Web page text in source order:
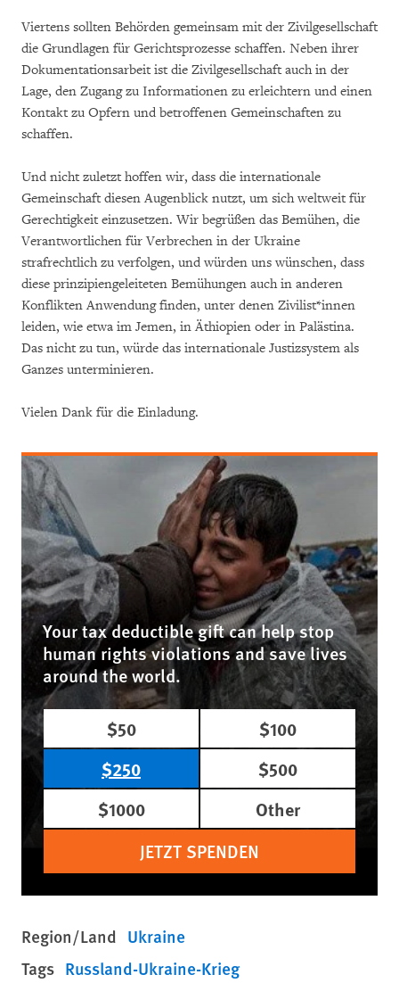
Viertens sollten Behörden gemeinsam mit der Zivilgesellschaft
die Grundlagen für Gerichtsprozesse schaffen. Neben ihrer
Dokumentationsarbeit ist die Zivilgesellschaft auch in der
Lage, den Zugang zu Informationen zu erleichtern und einen
Kontakt zu Opfern und betroffenen Gemeinschaften zu
schaffen.
Und nicht zuletzt hoffen wir, dass die internationale
Gemeinschaft diesen Augenblick nutzt, um sich weltweit für
Gerechtigkeit einzusetzen. Wir begrüßen das Bemühen, die
Verantwortlichen für Verbrechen in der Ukraine
strafrechtlich zu verfolgen, und würden uns wünschen, dass
diese prinzipiengeleiteten Bemühungen auch in anderen
Konflikten Anwendung finden, unter denen Zivilist*innen
leiden, wie etwa im Jemen, in Äthiopien oder in Palästina.
Das nicht zu tun, würde das internationale Justizsystem als
Ganzes unterminieren.
Vielen Dank für die Einladung.
Your tax deductible gift can help stop
human rights violations and save lives
around the world.
$50
$100
$250
$500
$1000
Other
JETZT SPENDEN
Region/Land Ukraine
Tags Russland-Ukraine-Krieg